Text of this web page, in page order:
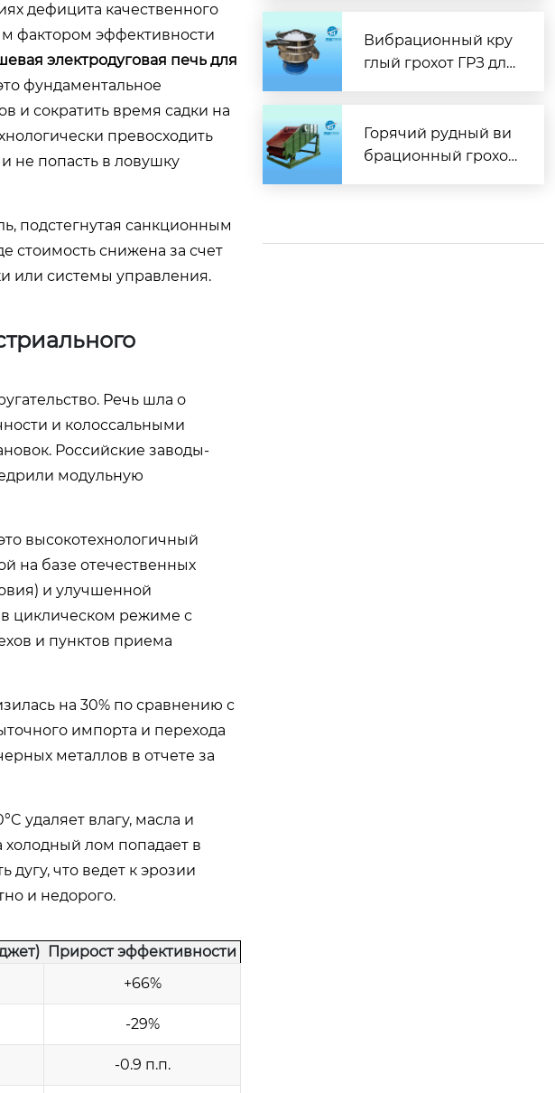
дефицита качественного
фактором эффективности
электродуговая печь для
фундаментальное
и сократить время садки на
превосходить
не попасть в ловушку
подстегнутая санкционным
стоимость снижена за счет
или системы управления.
Речь шла о
и колоссальными
Российские заводы-
модульную
высокотехнологичный
на базе отечественных
и улучшенной
циклическом режиме с
и пунктов приема
на 30% по сравнению с
импорта и перехода
металлов в отчете за
удаляет влагу, масла и
холодный лом попадает в
что ведет к эрозии
и недорого.
Прирост эффективности
+66%
-29%
-0.9 п.п.
Вибрационный кру
глый грохот ГРЗ для
Горячий рудный ви
брационный грохот